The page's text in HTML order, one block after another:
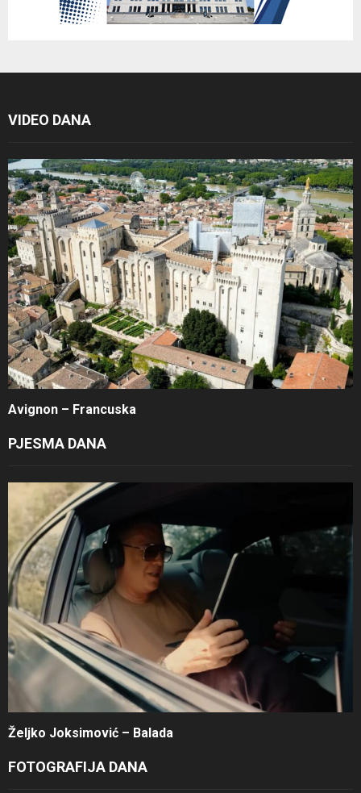
VIDEO DANA
Avignon – Francuska
PJESMA DANA
Željko Joksimović – Balada
FOTOGRAFIJA DANA